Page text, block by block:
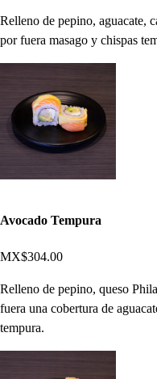
Relleno de pepino, aguacate,
por fuera masago y chispas
Avocado Tempura
MX$304.00
Relleno de pepino, queso
fuera una cobertura de
tempura.